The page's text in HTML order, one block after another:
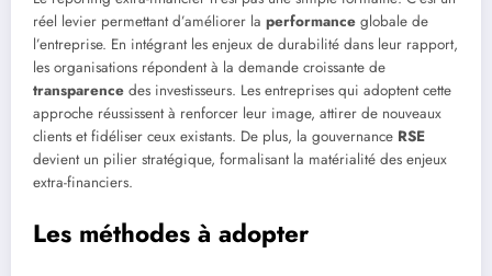
réel levier permettant d’améliorer la performance globale de
l’entreprise. En intégrant les enjeux de durabilité dans leur rapport,
les organisations répondent à la demande croissante de
transparence des investisseurs. Les entreprises qui adoptent cette
approche réussissent à renforcer leur image, attirer de nouveaux
clients et fidéliser ceux existants. De plus, la gouvernance RSE
devient un pilier stratégique, formalisant la matérialité des enjeux
extra-financiers.
Les méthodes à adopter